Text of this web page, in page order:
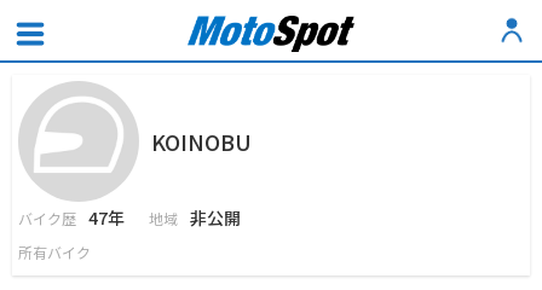
KOINOBU
バイク歴 47年 地域 非公開
所有バイク